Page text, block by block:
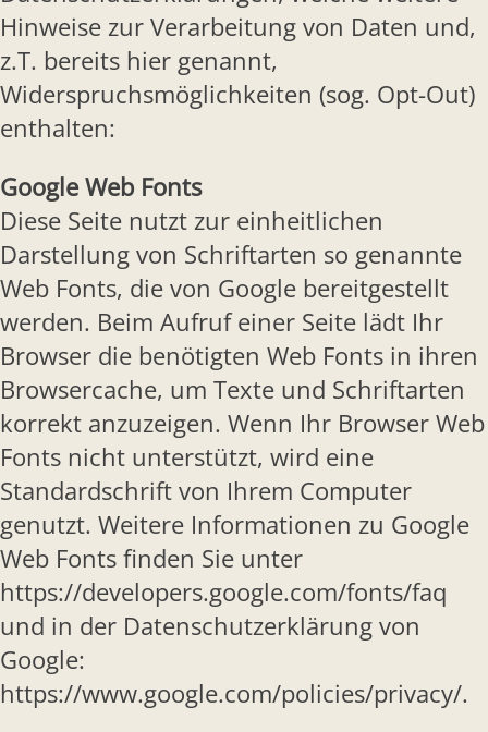
Hinweise zur Verarbeitung von Daten und,
z.T. bereits hier genannt,
Widerspruchsmöglichkeiten (sog. Opt-Out)
enthalten:
Google Web Fonts
Diese Seite nutzt zur einheitlichen
Darstellung von Schriftarten so genannte
Web Fonts, die von Google bereitgestellt
werden. Beim Aufruf einer Seite lädt Ihr
Browser die benötigten Web Fonts in ihren
Browsercache, um Texte und Schriftarten
korrekt anzuzeigen. Wenn Ihr Browser Web
Fonts nicht unterstützt, wird eine
Standardschrift von Ihrem Computer
genutzt. Weitere Informationen zu Google
Web Fonts finden Sie unter
https://developers.google.com/fonts/faq
und in der Datenschutzerklärung von
Google:
https://www.google.com/policies/privacy/.